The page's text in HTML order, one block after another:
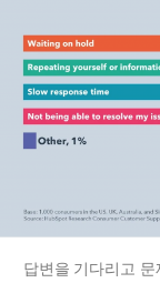
답변을 기다리고